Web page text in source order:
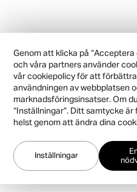
Genom att klicka på
och våra partners använder
vår cookiepolicy för att
användningen av webbplatsen
marknadsföringsinsatser. Om
“Inställningar”. Ditt samtycke
helst genom att ändra dina
Inställningar